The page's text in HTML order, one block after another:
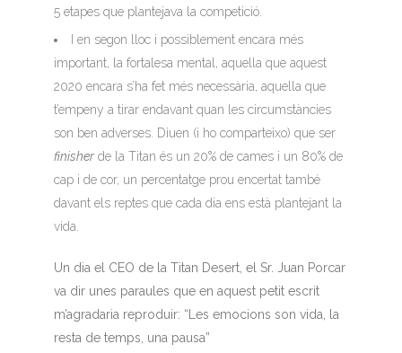
5 etapes que plantejava la competició.
I en segon lloc i possiblement encara més
important, la fortalesa mental, aquella que aquest
2020 encara s’ha fet més necessària, aquella que
t’empeny a tirar endavant quan les circumstàncies
son ben adverses. Diuen (i ho comparteixo) que ser
finisherde la Titan és un 20% de cames i un 80% de
cap i de cor, un percentatge prou encertat també
davant els reptes que cada dia ens està plantejant la
vida.
Un dia el CEO de la Titan Desert, el Sr. Juan Porcar
va dir unes paraules que en aquest petit escrit
m’agradaria reproduir: “Les emocions son vida, la
resta de temps, una pausa”